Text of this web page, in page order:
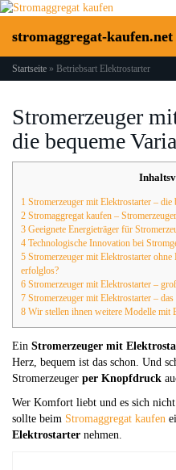
Skip
main
content
stromaggregat-kaufen.net
Startseite » Betriebsart Elektrostarter
Stromerzeuger
die bequeme
1 Stromerzeuger mit Elektrostarter – die
2 Stromaggregat kaufen –
3 Geeignete Energieträger für
4 Technologische Innovation bei
5 Stromerzeuger mit Elektrostarter
erfolglos?
6 Stromerzeuger mit Elektrostarter –
7 Stromerzeuger mit Elektrostarter – das
8 Wir stellen ihnen weitere Modelle mit
Ein Stromerzeuger mit
Herz, bequem ist das schon. Und
Stromerzeuger per Knopfdruck
Wer Komfort liebt und es sich
sollte beim Stromaggregat kaufen
Elektrostarter nehmen.